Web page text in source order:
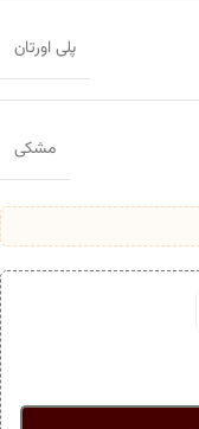
پلی اورتان
مشکی